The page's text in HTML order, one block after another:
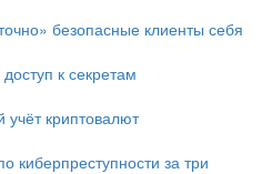
безопасные клиенты себя
к секретам
учёт криптовалют
киберпреступности за три